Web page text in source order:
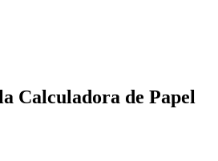
Calculadora de Papel